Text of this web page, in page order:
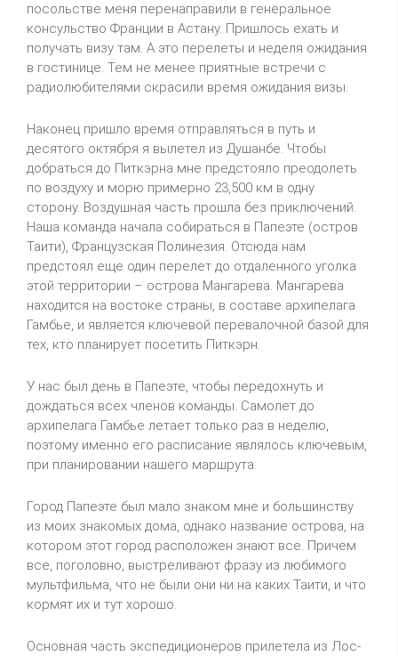
посольстве меня перенаправили в генеральное
консульство Франции в Астану. Пришлось ехать и
получать визу там. А это перелеты и неделя ожидания
в гостинице. Тем не менее приятные встречи с
радиолюбителями скрасили время ожидания визы.
Наконец пришло время отправляться в путь и
десятого октября я вылетел из Душанбе. Чтобы
добраться до Питкэрна мне предстояло преодолеть
по воздуху и морю примерно 23,500 км в одну
сторону. Воздушная часть прошла без приключений.
Наша команда начала собираться в Папеэте (остров
Таити), Французская Полинезия. Отсюда нам
предстоял еще один перелет до отдаленного уголка
этой территории – острова Мангарева. Мангарева
находится на востоке страны, в составе архипелага
Гамбье, и является ключевой перевалочной базой для
тех, кто планирует посетить Питкэрн.
У нас был день в Папеэте, чтобы передохнуть и
дождаться всех членов команды. Самолет до
архипелага Гамбье летает только раз в неделю,
поэтому именно его расписание являлось ключевым,
при планировании нашего маршрута.
Город Папеэте был мало знаком мне и большинству
из моих знакомых дома, однако название острова, на
котором этот город расположен знают все. Причем
все, поголовно, выстреливают фразу из любимого
мультфильма, что не были они ни на каких Таити, и что
кормят их и тут хорошо.
Основная часть экспедиционеров прилетела из Лос-